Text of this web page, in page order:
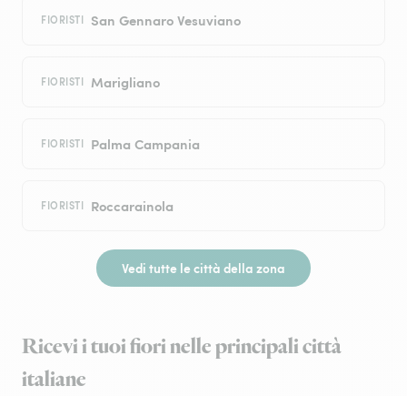
FIORISTI San Gennaro Vesuviano
FIORISTI Marigliano
FIORISTI Palma Campania
FIORISTI Roccarainola
Vedi tutte le città della zona
Ricevi i tuoi fiori nelle principali città
italiane